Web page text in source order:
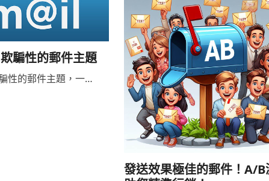
騙性的郵件主題
性的郵件主題，一…
發送效果極佳的郵件！A/B